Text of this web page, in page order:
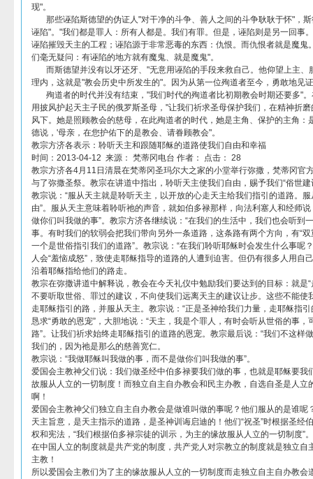
现"。
那些诬陷斯德望的伪证人"对干净的斗争、善人之间的斗争耿耿于怀"，斯
诬陷"。"我们都是罪人：所有人都是。我们有罪。但是，诬陷则是另一回事
诬陷摧毁天主的工程；诬陷源于非常恶毒的东西：仇恨。而仇恨者就是魔鬼
们毫无疑问：有诬陷的地方就有魔鬼、就是魔鬼"。
而斯德望并没有以牙还牙、"无意用诬陷的手段来救自己。他仰望上主、
理内，这就是"教会历史中所发生的"。因为从第一位殉道者至今，勇敢地见
殉道者的时代并没有结束，"我们时代的殉道者比初期教会时期还要多"。
用披风护起天主子民的俄罗斯圣母，"让我们祈求圣母保护我们，在精神折
风下。她是照顾教会的慈母，在此殉道者的时代，她是主角、保护的主角：
德说，'母亲，在您护佑下的是教会、请眷顾教会"。
教宗方济各表示：聆听天主和跟随耶稣的道路使我们自由和幸福
时间：2013-04-12 来源： 梵蒂冈电台 作者： 点击： 28
教宗方济各4月11日清晨在梵蒂冈圣玛尔大之家的小堂举行弥撒，梵蒂冈官
与了弥撒圣祭。教宗在讲道中指出，聆听天主使我们自由，赐予我们“俗世建
教宗说：“服从天主就是聆听天主，以开放的心走天主给我们指引的道路。
由”。服从天主意味着聆听祂的声音，就如伯多禄那样，向法利塞人和经师
做你们叫我做的事”。教宗方济各继续说：“在我们的生活中，我们也会听到
事。有时我们的软弱会把我们带向另外一条道路，这条路有两个方向，有“
一个是世俗指引我们的道路”。教宗说：“在我们聆听耶稣时会发生什么事呢
人会“羞恼成怒”，致使走耶稣指导的道路的人遭到迫害。但仍有很多人用自
沿着耶稣指给他们的路走。
教宗在弥撒讲道中解释说，教会在今天礼仪中勉励我们要达到的目标：就是
不要听取世俗、罪过的建议，不向使我们远离天主的建议让步。这些不能使
走耶稣指引的路，并服从天主。教宗说：“正是圣神给我们力量，走耶稣指
恳求“勇敢的恩宠”，大胆地说：“天主，我是个罪人，有时会听从世俗的事
路”。让我们祈求始终走耶稣指引的道路的恩宠。教宗最后说：“我们不这样
我们的，因为祂是那么的慈善宽仁。
教宗说：“我做耶稣叫我做的事，而不是做你们叫我做的事”。
爱国会主教神父们说：我们做圣经中伯多禄要我们做的事，也就是耶稣要我
故服从人立的一切制度！而独立自主自办教会和民主办教，自选自圣是人立
啊！
爱国会主教神父们独立自主自办教会是做谁叫做的事呢？他们服从的是谁呢
天主旨意，是天主指示的道路，是圣神训诲启迪的！他们“祝圣”时根据圣经
权和宪法，“我们根据伯多禄宗徒的训示，为主的缘故服从人立的一切制度”。
在中国人立的制度就是共产党的制度，共产党人对宗教立的制度就是独立自
主教！
所以爱国会主教们为了主的缘故服从人立的一切制度而走独立自主自办教会